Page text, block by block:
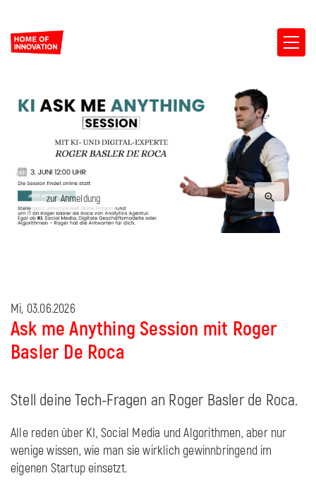
zur Anmeldung
Mi, 03.06.2026
Ask me Anything Session mit Roger
Basler De Roca
Stell deine Tech-Fragen an Roger Basler de Roca.
Alle reden über KI, Social Media und Algorithmen, aber nur
wenige wissen, wie man sie wirklich gewinnbringend im
eigenen Startup einsetzt.